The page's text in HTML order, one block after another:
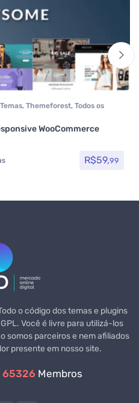
Temas, Themeforest, Todos os
WooCommerce
R$59,99
o código dos temas e plugins
Você é livre para utilizá-los
somos parceiros e nem afiliados
presente em nosso site.
65326 Membros